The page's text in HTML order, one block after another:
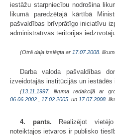
iestāžu starpniecību nodrošina
likumā paredzētajā kārtībā
pašvaldības brīvprātīgo iniciatīvu
administratīvās teritorijas
(Otrā daļa izslēgta ar 17.07.2008 .
Darba valoda pašvaldības
izveidotajās institūcijās un iestādēs
(13.11.1997. likuma redakcijā ar
06.06.2002.
17.02.2005. un 17.07.2008 .
4. pants. Realizējot
noteiktajos ietvaros ir publisko